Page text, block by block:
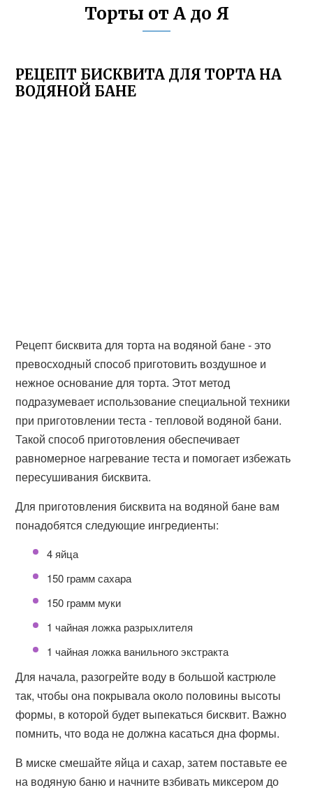
Торты от А до Я
РЕЦЕПТ БИСКВИТА ДЛЯ ТОРТА НА
ВОДЯНОЙ БАНЕ
Рецепт бисквита для торта на водяной бане - это
превосходный способ приготовить воздушное и
нежное основание для торта. Этот метод
подразумевает использование специальной техники
при приготовлении теста - тепловой водяной бани.
Такой способ приготовления обеспечивает
равномерное нагревание теста и помогает избежать
пересушивания бисквита.
Для приготовления бисквита на водяной бане вам
понадобятся следующие ингредиенты:
4 яйца
150 грамм сахара
150 грамм муки
1 чайная ложка разрыхлителя
1 чайная ложка ванильного экстракта
Для начала, разогрейте воду в большой кастрюле
так, чтобы она покрывала около половины высоты
формы, в которой будет выпекаться бисквит. Важно
помнить, что вода не должна касаться дна формы.
В миске смешайте яйца и сахар, затем поставьте ее
на водяную баню и начните взбивать миксером до